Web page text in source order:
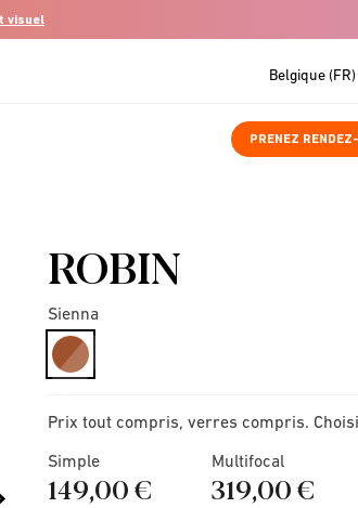
visuel
PRENEZ
ROBIN
Sienna
selected
Prix tout compris, verres compris.
Simple
149,00 €
Multifocal
319,00 €